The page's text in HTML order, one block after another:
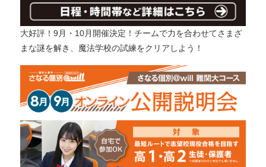
大好評！9月・10月開催決定！チームで力を合わせてさまざ
まな謎を解き、魔法学校の試練をクリアしよう！